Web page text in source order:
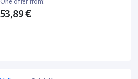
One offer from:
53,89 €